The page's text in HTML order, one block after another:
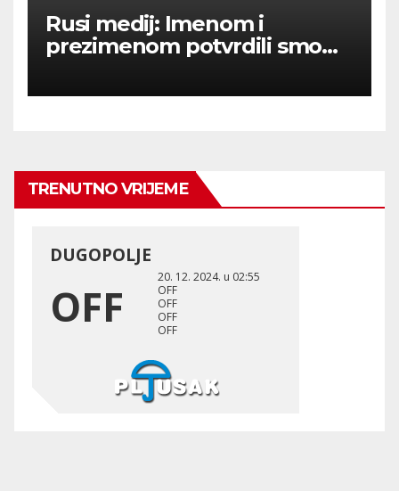
Rusi medij: Imenom i
prezimenom potvrdili smo
Ukraini.
TRENUTNO VRIJEME